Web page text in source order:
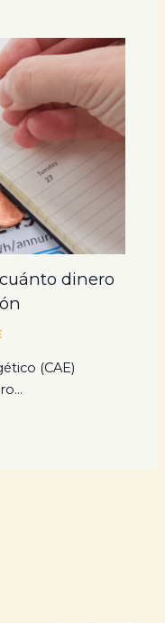
dinero
(CAE)